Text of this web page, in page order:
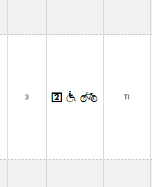
3 TI